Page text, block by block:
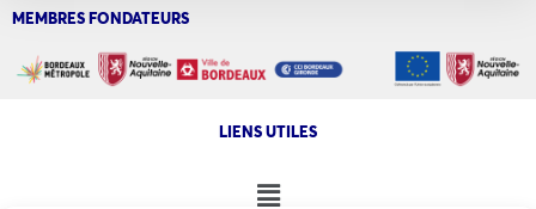
MEMBRES FONDATEURS
LIENS UTILES